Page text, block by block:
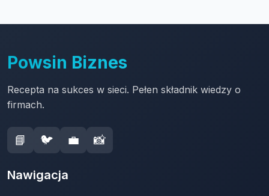
Powsin Biznes
Recepta na sukces w sieci. Pełen składnik wiedzy o
firmach.
📘 🐦 💼 📸
Nawigacja